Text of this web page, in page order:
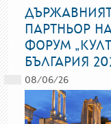
ПАРТНЬОР
ФОРУМ
БЪЛГАРИЯ
08/06/26